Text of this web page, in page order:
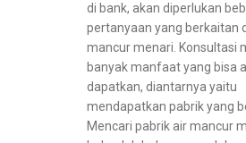
di bank, akan diperlukan
pertanyaan yang berkaitan
mancur menari. Konsultasi
banyak manfaat yang bisa
dapatkan, diantarnya yaitu
mendapatkan pabrik yang
Mencari pabrik air mancur